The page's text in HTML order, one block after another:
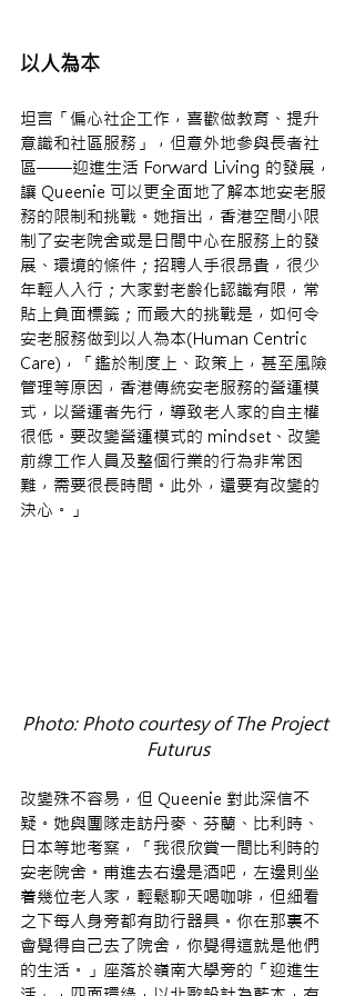
以人為本
坦言「偏心社企工作，喜歡做教育、提升
意識和社區服務」，但意外地參與長者社
區——迎進生活 Forward Living 的發展，
讓 Queenie 可以更全面地了解本地安老服
務的限制和挑戰。她指出，香港空間小限
制了安老院舍或是日間中心在服務上的發
展、環境的條件；招聘人手很昂貴，很少
年輕人入行；大家對老齡化認識有限，常
貼上負面標籤；而最大的挑戰是，如何令
安老服務做到以人為本(Human Centric
Care)，「鑑於制度上、政策上，甚至風險
管理等原因，香港傳統安老服務的營運模
式，以營運者先行，導致老人家的自主權
很低。要改變營運模式的 mindset、改變
前線工作人員及整個行業的行為非常困
難，需要很長時間。此外，還要有改變的
決心。」
Photo: Photo courtesy of The Project
Futurus
改變殊不容易，但 Queenie 對此深信不
疑。她與團隊走訪丹麥、芬蘭、比利時、
日本等地考察，「我很欣賞一間比利時的
安老院舍。甫進去右邊是酒吧，左邊則坐
着幾位老人家，輕鬆聊天喝咖啡，但細看
之下每人身旁都有助行器具。你在那裏不
會覺得自己去了院舍，你覺得這就是他們
的生活。」座落於嶺南大學旁的「迎進生